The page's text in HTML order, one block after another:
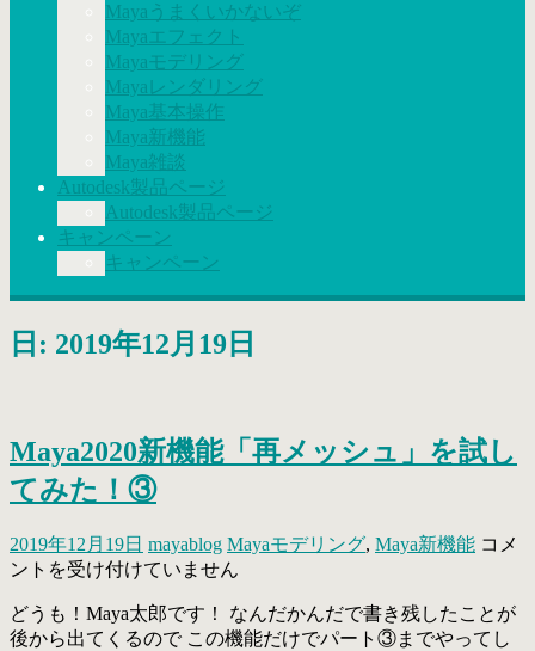
Mayaうまくいかないぞ
Mayaエフェクト
Mayaモデリング
Mayaレンダリング
Maya基本操作
Maya新機能
Maya雑談
Autodesk製品ページ
Autodesk製品ページ
キャンペーン
キャンペーン
日: 2019年12月19日
Maya2020新機能「再メッシュ」を試し
てみた！③
2019年12月19日 mayablog Mayaモデリング, Maya新機能
能
「再
コメ
ントを受け付けていません
どうも！Maya太郎です！ なんだかんだで書き残したことが
後から出てくるので この機能だけでパート③までやってし